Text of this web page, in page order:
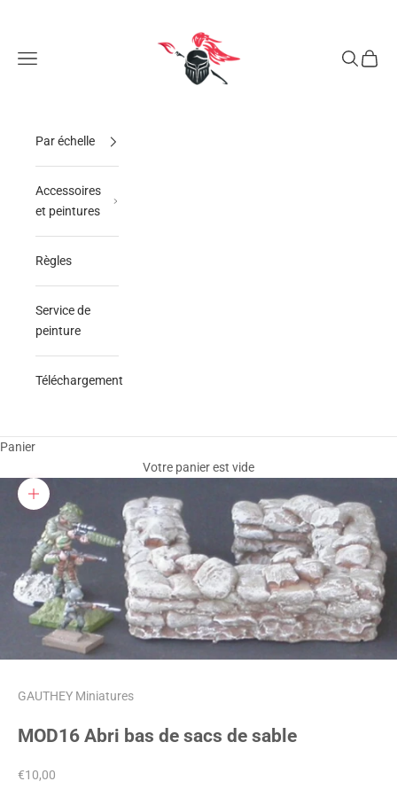
Ouvrir la navigation Ouvrir la
Voir
Par échelle
Accessoires
et peintures
Règles
Service de
peinture
Téléchargement
Panier
Votre panier est vide
Zoomer sur l'image
GAUTHEY Miniatures
MOD16 Abri bas de sacs de sable
Prix de vente
€10,00